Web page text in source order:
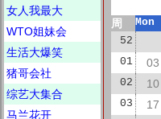
女人我最大
WTO姐妹会
生活大爆笑
猪哥会社
综艺大集合
马兰花开
周
Mon
52
01 03
02 10
03 17